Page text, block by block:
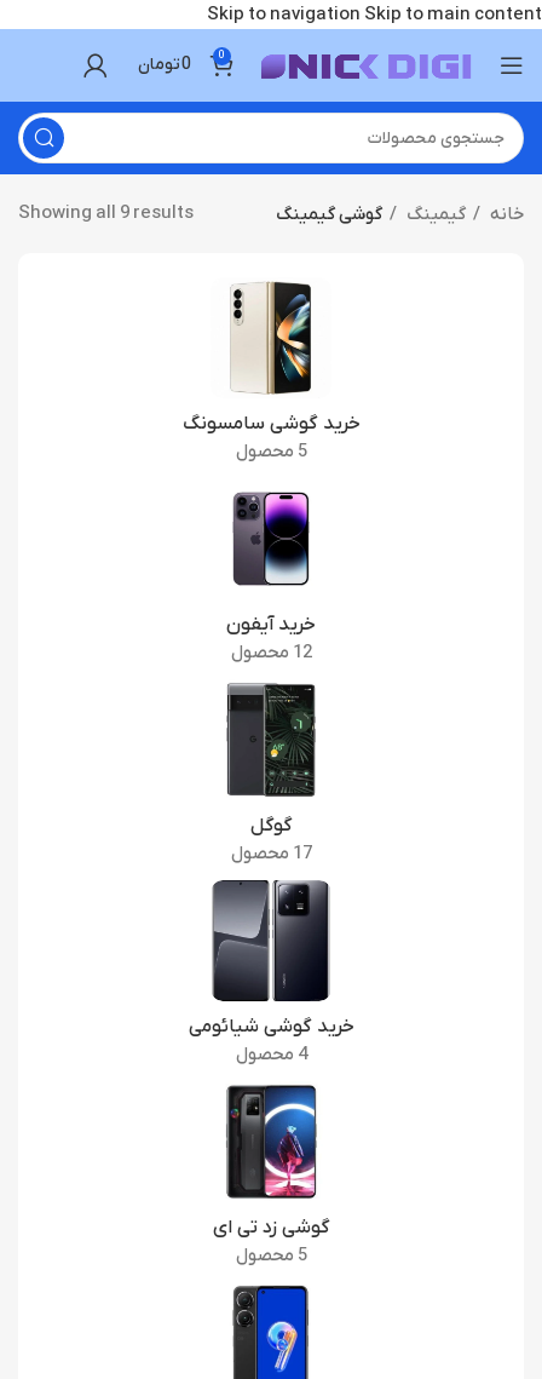
Skip to navigation Skip to main content
0
0تومان
خانه گیمینگ گوشی گیمینگ Showing all 9 results
خرید گوشی سامسونگ
5 محصول
خرید آیفون
12 محصول
گوگل
17 محصول
خرید گوشی شیائومی
4 محصول
گوشی زد تی ای
5 محصول